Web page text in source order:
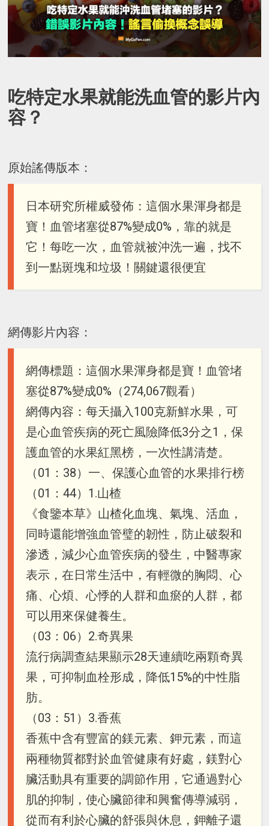
吃特定水果就能洗血管的影片內
容？
原始謠傳版本：
日本研究所權威發佈：這個水果渾身都是
寶！血管堵塞從87%變成0%，靠的就是
它！每吃一次，血管就被沖洗一遍，找不
到一點斑塊和垃圾！關鍵還很便宜
網傳影片內容：
網傳標題：​​這個水果渾身都是寶！血管堵
塞從87%變成0%（274,067觀看）
網傳內容：每天攝入100克新鮮水果，可
是心血管疾病的死亡風險降低3分之1，保
護血管的水果紅黑榜，一次性講清楚。
（01：38）一、保護心血管的水果排行榜
（01：44）1.山楂
《食鑒本草》山楂化血塊、氣塊、活血，
同時還能增強血管璧的韌性，防止破裂和
滲透，減少心血管疾病的發生，中醫專家
表示，在日常生活中，有輕微的胸悶、心
痛、心煩、心悸的人群和血瘀的人群，都
可以用來保健養生。
（03：06）2.奇異果
流行病調查結果顯示28天連續吃兩顆奇異
果，可抑制血栓形成，降低15%的中性脂
肪。
（03：51）3.香蕉
香蕉中含有豐富的鎂元素、鉀元素，而這
兩種物質都對於血管健康有好處，鎂對心
臟活動具有重要的調節作用，它通過對心
肌的抑制，使心臟節律和興奮傳導減弱，
從而有利於心臟的舒張與休息，鉀離子還